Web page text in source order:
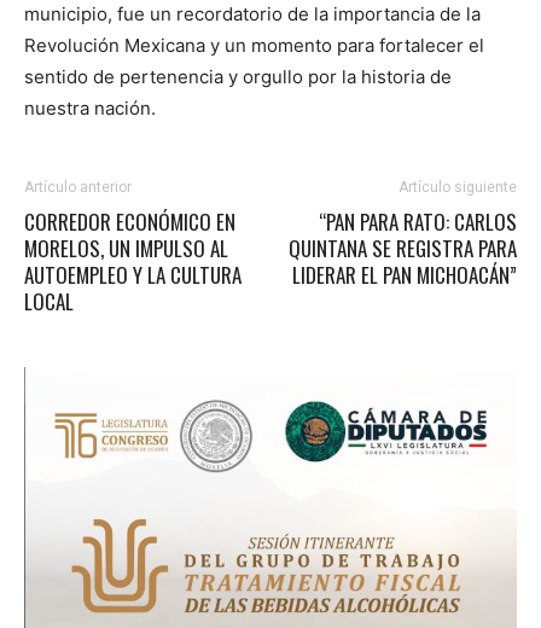
municipio, fue un recordatorio de la importancia de la
Revolución Mexicana y un momento para fortalecer el
sentido de pertenencia y orgullo por la historia de
nuestra nación.
Artículo anterior
CORREDOR ECONÓMICO EN
MORELOS, UN IMPULSO AL
AUTOEMPLEO Y LA CULTURA
LOCAL
Artículo siguiente
“PAN PARA RATO: CARLOS
QUINTANA SE REGISTRA PARA
LIDERAR EL PAN MICHOACÁN”